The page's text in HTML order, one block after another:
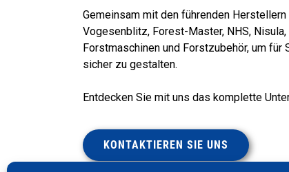
Gemeinsam mit den führenden
Vogesenblitz, Forest-Master, NHS,
Forstmaschinen und Forstzubehör, um
sicher zu gestalten.
Entdecken Sie mit uns das komplette
KONTAKTIEREN SIE UNS